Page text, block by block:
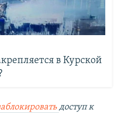
в Курской
доступ к